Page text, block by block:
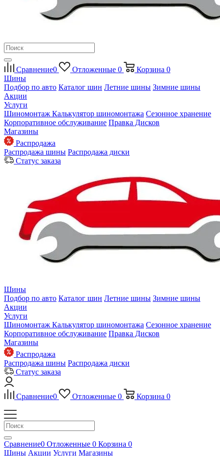
Сравнение0 Отложенные 0 Корзина 0
Шины
Подбор по авто Каталог шин Летние шины Зимние шины
Акции
Услуги
Шиномонтаж Калькулятор шиномонтажа Сезонное хранение
Корпоративное обслуживание Правка Дисков
Магазины
Распродажа
Распродажа шины Распродажа диски
Статус заказа
Шины
Подбор по авто Каталог шин Летние шины Зимние шины
Акции
Услуги
Шиномонтаж Калькулятор шиномонтажа Сезонное хранение
Корпоративное обслуживание Правка Дисков
Магазины
Распродажа
Распродажа шины Распродажа диски
Статус заказа
Сравнение0 Отложенные 0 Корзина 0
Сравнение0 Отложенные 0 Корзина 0
Шины Акции Услуги Магазины